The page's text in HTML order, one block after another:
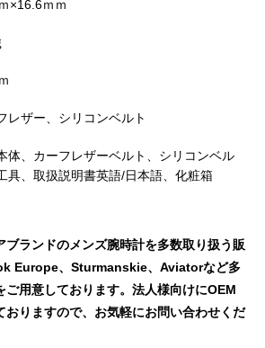
×16.6ｍｍ
レザー、シリコンベルト
体、カーフレザーベルト、シリコンベル
具、取扱説明書英語/日本語、化粧箱
ブランドのメンズ腕時計を多数取り扱う販
Europe、Sturmanskie、Aviatorなど多
ご用意しております。法人様向けにOEM
おりますので、お気軽にお問い合わせくだ